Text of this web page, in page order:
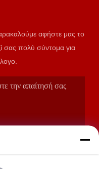
αφήστε μας το
σας πολύ σύντομα για